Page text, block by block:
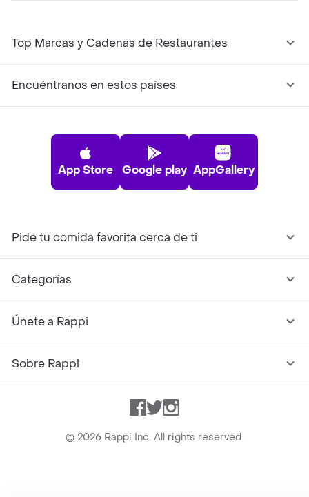
Top Marcas y Cadenas de Restaurantes
Encuéntranos en estos países
App Store Google play AppGallery
Pide tu comida favorita cerca de ti
Categorías
Únete a Rappi
Sobre Rappi
Facebook
TwitterInstagram
© 2026 Rappi Inc. All rights reserved.